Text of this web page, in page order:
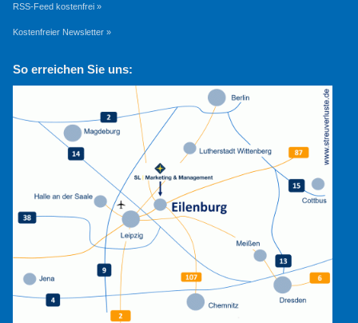
RSS-Feed kostenfrei »
Kostenfreier Newsletter »
So erreichen Sie uns: